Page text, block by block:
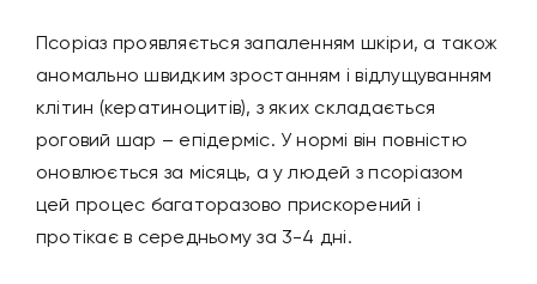
Псоріаз проявляється запаленням шкіри, а також
аномально швидким зростанням і відлущуванням
клітин (кератиноцитів), з яких складається
роговий шар – епідерміс. У нормі він повністю
оновлюється за місяць, а у людей з псоріазом
цей процес багаторазово прискорений і
протікає в середньому за 3-4 дні.